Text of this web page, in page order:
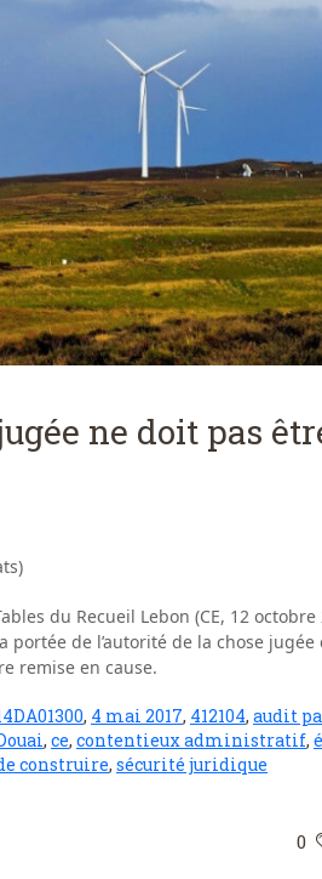
ne doit pas
du Recueil Lebon (CE, 12 octobre
portée de l’autorité de la chose jugée
remise en cause.
, 4 mai 2017, 412104, audit
, ce, contentieux administratif,
construire, sécurité juridique
0